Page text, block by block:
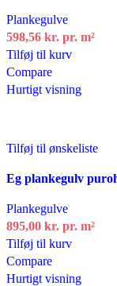
Plankegulve
598,56 kr. pr. m²
Tilføj til kurv
Compare
Hurtigt visning
Tilføj til ønskeliste
Eg plankegulv
Plankegulve
895,00 kr. pr. m²
Tilføj til kurv
Compare
Hurtigt visning